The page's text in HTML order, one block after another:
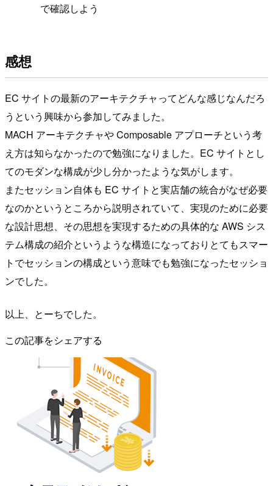
で確認しよう
感想
EC サイトの最新のアーキテクチャってどんな感じなんだろ
うという興味から参加してみました。
MACH アーキテクチャや Composable アプローチという考
え方は知らなかったので勉強になりました。EC サイトとし
てのモダンな構成が少し分かったような気がします。
またセッション自体も EC サイトと実店舗の統合がなぜ必要
なのかというところから説明されていて、実現のために必要
な設計思想、その思想を実現するための具体的な AWS シス
テム構成の紹介というような構造になっておりとてもスマー
トでセッションの構成という意味でも勉強になったセッショ
ンでした。
以上、とーちでした。
この記事をシェアする